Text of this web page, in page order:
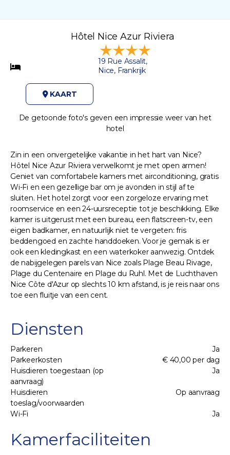
Hôtel Nice Azur Riviera
19 Rue Assalit,
Nice, Frankrijk
KAART
De getoonde foto's geven een impressie weer van het
hotel
Zin in een onvergetelijke vakantie in het hart van Nice?
Hôtel Nice Azur Riviera verwelkomt je met open armen!
Geniet van comfortabele kamers met airconditioning, gratis
Wi-Fi en een gezellige bar om je avonden in stijl af te
sluiten. Het hotel zorgt voor een zorgeloze ervaring met
roomservice en een 24-uursreceptie tot je beschikking. Elke
kamer is uitgerust met een bureau, een flatscreen-tv, een
eigen badkamer, en natuurlijk niet te vergeten: fris
beddengoed en zachte handdoeken. Voor je gemak is er
ook een kledingkast en een waterkoker aanwezig. Ontdek
de nabijgelegen parels van Nice zoals Plage Beau Rivage,
Plage du Centenaire en Plage du Ruhl. Met de Luchthaven
Nice Côte d'Azur op slechts 10 km afstand, is je reis naar ons
toe een fluitje van een cent.
Diensten
Parkeren
Ja
Parkeerkosten
€ 40,00 per dag
Huisdieren toegestaan (op
aanvraag)
Ja
Huisdieren
toeslag/voorwaarden
Op aanvraag
Wi-Fi Ja
Kamerfaciliteiten